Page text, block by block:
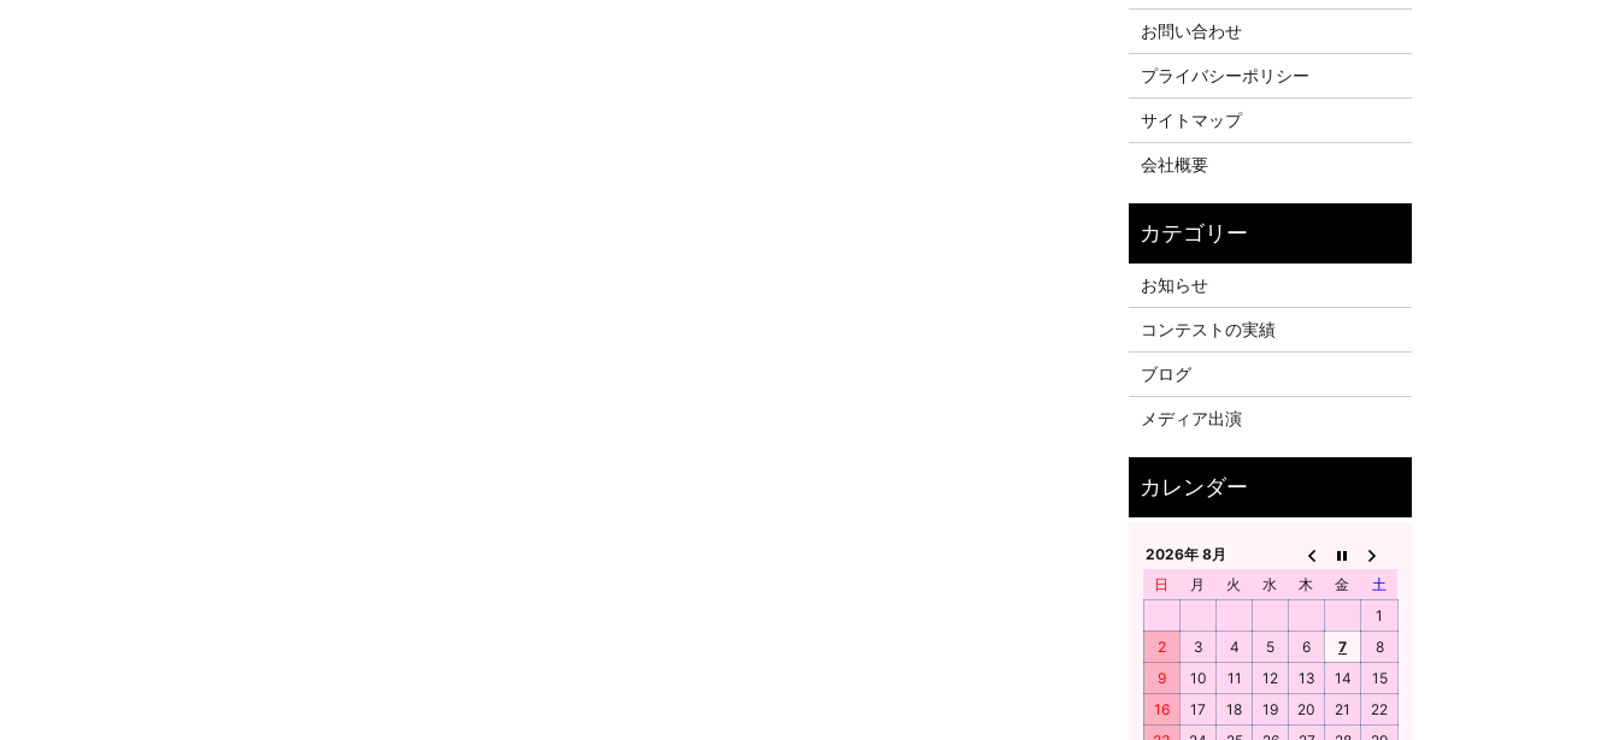
お問い合わせ
プライバシーポリシー
サイトマップ
会社概要
お知らせ
コンテストの実績
ブログ
メディア出演
2026年 8月
日
月 火 水 木 金
土
1
2
3 4 5 6 7
8
9
10 11 12 13 14
15
16
17 18 19 20 21
22